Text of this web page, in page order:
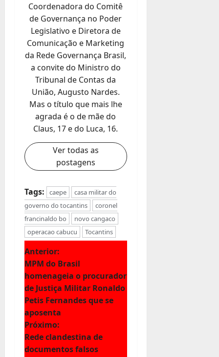
Coordenadora do Comitê
de Governança no Poder
Legislativo e Diretora de
Comunicação e Marketing
da Rede Governança Brasil,
a convite do Ministro do
Tribunal de Contas da
União, Augusto Nardes.
Mas o título que mais lhe
agrada é o de mãe do
Claus, 17 e do Luca, 16.
Ver todas as
postagens
Tags: caepe
casa militar do
governo do tocantins
coronel
francinaldo bo
novo cangaco
operacao cabucu
Tocantins
N
a
v
e
g
Anterior:
MPM do Brasil
homenageia o procurador
de Justiça Militar Ronaldo
Petis Fernandes que se
aposenta
Próximo:
Rede clandestina de
documentos falsos